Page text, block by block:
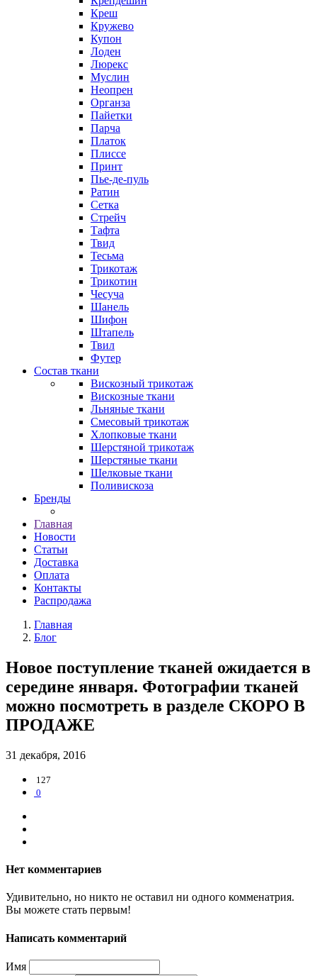
Креш
Кружево
Купон
Лоден
Люрекс
Муслин
Неопрен
Органза
Пайетки
Парча
Платок
Плиссе
Принт
Пье-де-пуль
Ратин
Сетка
Стрейч
Тафта
Твид
Тесьма
Трикотаж
Трикотин
Чесуча
Шанель
Шифон
Штапель
Твил
Футер
Состав ткани
Вискозный трикотаж
Вискозные ткани
Льняные ткани
Смесовый трикотаж
Хлопковые ткани
Шерстяной трикотаж
Шерстяные ткани
Шелковые ткани
Поливискоза
Бренды
Главная
Новости
Статьи
Доставка
Оплата
Контакты
Распродажа
Главная
Блог
Новое поступление тканей ожидается в
середине января. Фотографии тканей
можно посмотреть в разделе СКОРО В
ПРОДАЖЕ
31 декабря, 2016
127
0
Нет комментариев
Удивительно, но никто не оставил ни одного комменатрия.
Вы можете стать первым!
Написать комментарий
Имя